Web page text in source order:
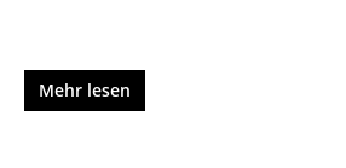
Mehr lesen